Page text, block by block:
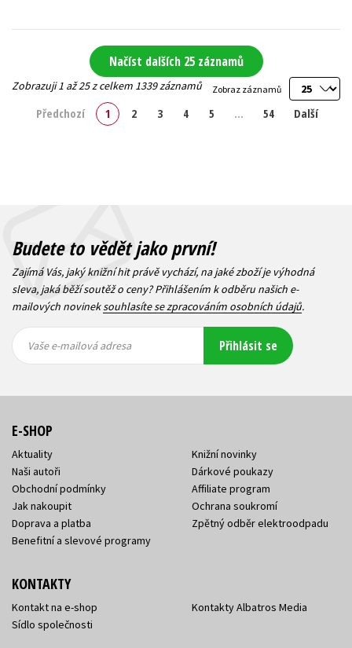
Načíst dalších 25 záznamů
Zobraz záznamů
Zobrazuji 1 až 25 z celkem 1339 záznamů
Předchozí 1 2 3 4 5 … 54 Další
Budete to vědět jako první!
Zajímá Vás, jaký knižní hit právě vychází, na jaké zboží je výhodná
sleva, jaká běží soutěž o ceny? Přihlášením k odběru našich e-
mailových novineksouhlasíte se zpracováním osobních údajů.
mailová
mailová
Vaše e-mailová adresa Přihlásit se
E-SHOP
Aktuality
Naši autoři
Obchodní podmínky
Jak nakoupit
Doprava a platba
Benefitní a slevové programy
Knižní novinky
Dárkové poukazy
Affiliate program
Ochrana soukromí
Zpětný odběr elektroodpadu
KONTAKTY
Kontakt na e-shop
Sídlo společnosti
Kontakty Albatros Media